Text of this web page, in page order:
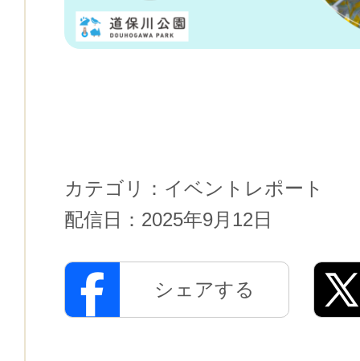
カテゴリ： イベントレポート
配信日： 2025年9月12日
シェアする